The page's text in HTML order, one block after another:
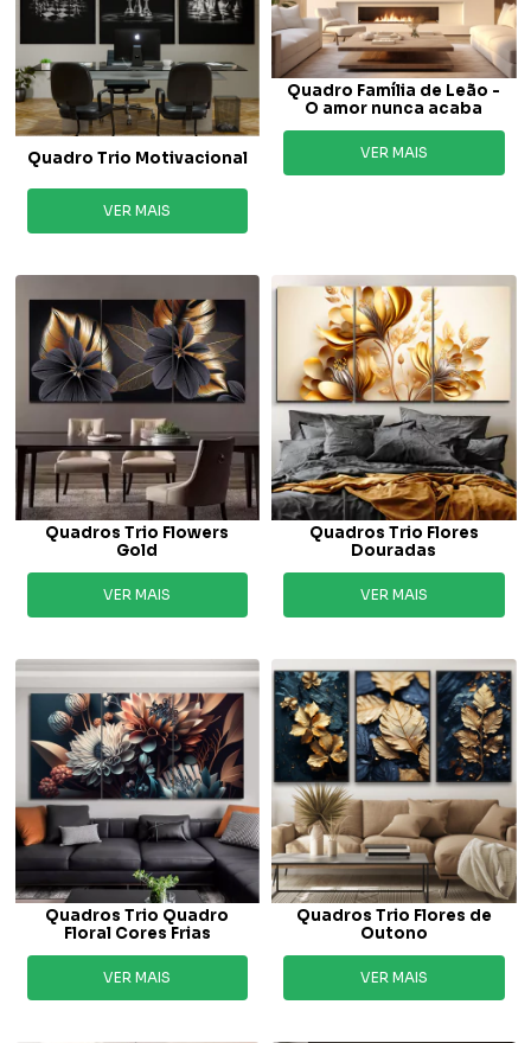
Quadro Trio Motivacional
VER MAIS
Quadro Família de Leão -
O amor nunca acaba
VER MAIS
Quadros Trio Flowers
Gold
VER MAIS
Quadros Trio Flores
Douradas
VER MAIS
Quadros Trio Quadro
Floral Cores Frias
VER MAIS
Quadros Trio Flores de
Outono
VER MAIS